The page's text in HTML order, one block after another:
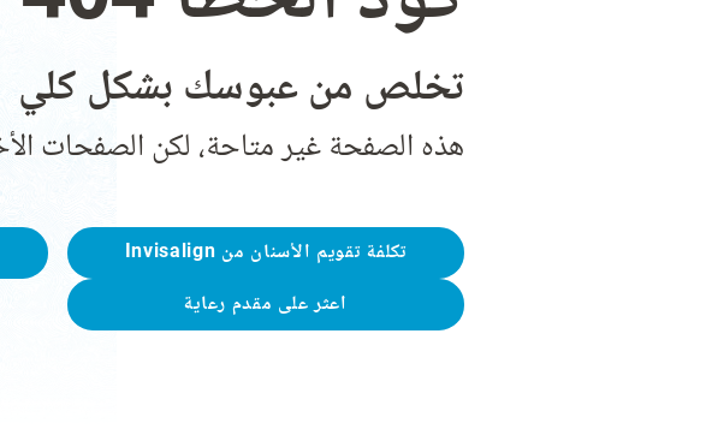
تخلص من عبوسك بشكل كلي
هذه الصفحة غير متاحة، لكن الصفحات
تكلفة تقويم الأسنان من Invisalign
اعثر على مقدم رعاية